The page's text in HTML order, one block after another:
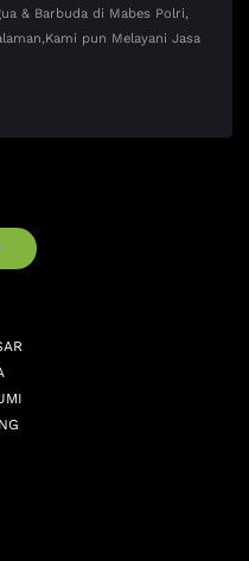
& Barbuda di Mabes Polri,
pun Melayani Jasa